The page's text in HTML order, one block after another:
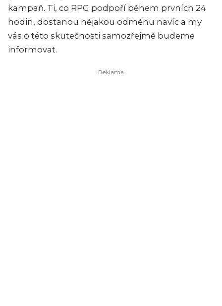
kampaň. Ti, co RPG podpoří během prvních 24
hodin, dostanou nějakou odměnu navíc a my
vás o této skutečnosti samozřejmě budeme
informovat.